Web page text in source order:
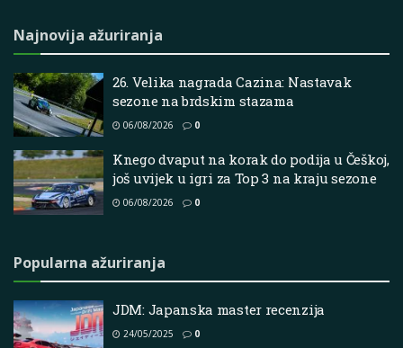
Najnovija ažuriranja
26. Velika nagrada Cazina: Nastavak
sezone na brdskim stazama
06/08/2026 0
Knego dvaput na korak do podija u Češkoj,
još uvijek u igri za Top 3 na kraju sezone
06/08/2026 0
Popularna ažuriranja
JDM: Japanska master recenzija
24/05/2025 0